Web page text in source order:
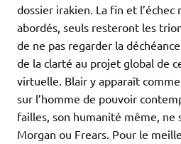
dossier irakien. La fin et l’échec
abordés, seuls resteront les
de ne pas regarder la
de la clarté au projet global de
virtuelle. Blair y apparaît
sur l’homme de pouvoir
failles, son humanité même, ne
Morgan ou Frears. Pour le